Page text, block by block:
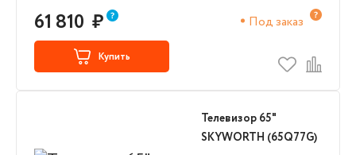
61 810 ₽ Под заказ
Купить
Телевизор 65"
SKYWORTH (65Q77G)